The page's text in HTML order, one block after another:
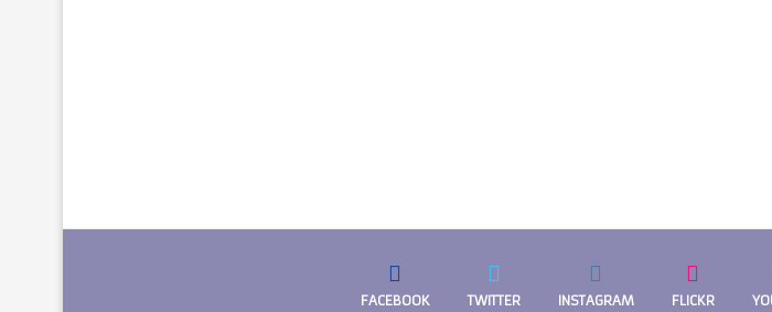
FACEBOOK TWITTER INSTAGRAM FLICKR